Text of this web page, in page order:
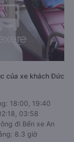
của xe khách Đức
18:00, 19:40
03:58
đi Bến xe An
8.3 giờ